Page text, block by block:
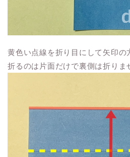
黄色い点線を折り目にして矢印の
折るのは片面だけで裏側は折りま